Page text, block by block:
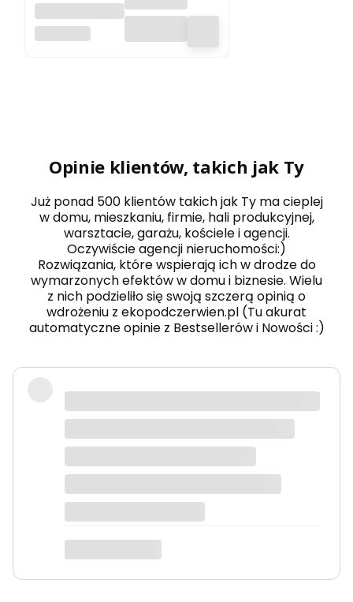
KLIMA 20 -
2000W grzejnik
Opinie klientów, takich jak Ty
Już ponad 500 klientów takich jak Ty ma cieplej
w domu, mieszkaniu, firmie, hali produkcyjnej,
warsztacie, garażu, kościele i agencji.
Oczywiście agencji nieruchomości:)
Rozwiązania, które wspierają ich w drodze do
wymarzonych efektów w domu i biznesie. Wielu
z nich podzieliło się swoją szczerą opinią o
wdrożeniu z ekopodczerwien.pl (Tu akurat
automatyczne opinie z Bestsellerów i Nowości :)
wyłącza sie na króciutko, włącza
panel przedni, grzejnik główny, oba
jednocześnie. Zależy co się dzieje w
Tomek
dotyczy produktu: KLIMA 20 - 2000W grzejnik